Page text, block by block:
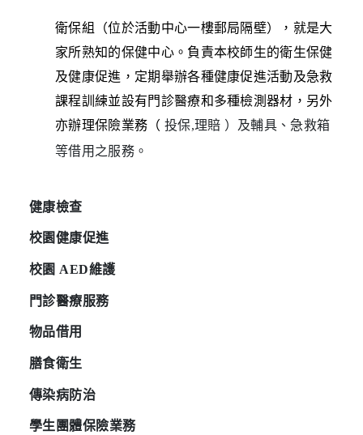
衛保組（位於活動中心一樓郵局隔壁），就是大
家所熟知的保健中心。負責本校師生的衛生保健
及健康促進，定期舉辦各種健康促進活動及急救
課程訓練並設有門診醫療和多種檢測器材，另外
亦辦理保險業務（ 投保,理賠 ）及輔具、急救箱
等借用之服務。
健康檢查
校園健康促進
校園 AED維護
門診醫療服務
物品借用
膳食衛生
傳染病防治
學生團體保險業務